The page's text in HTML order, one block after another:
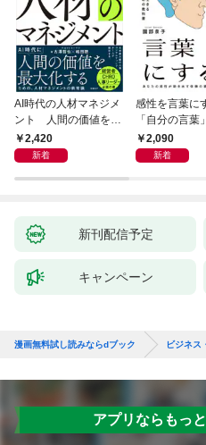
AI時代の人材マネジメ
ント 人間の価値を最
大化する条件
2,420
新着
感性を言葉に
「自分の言葉
るための教科書
2,090
新着
新刊配信予定
キャンペーン
漫画無料試し読みならdブック ビジネス
アプリならもっ